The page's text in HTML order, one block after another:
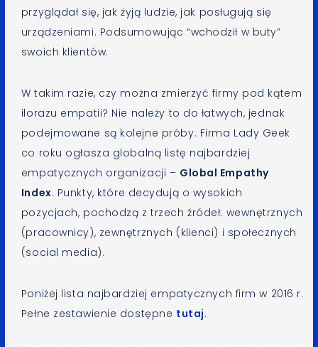
przyglądał się, jak żyją ludzie, jak posługują się
urządzeniami. Podsumowując “wchodził w buty”
swoich klientów.
W takim razie, czy można zmierzyć firmy pod kątem
ilorazu empatii? Nie należy to do łatwych, jednak
podejmowane są kolejne próby. Firma Lady Geek
co roku ogłasza globalną listę najbardziej
empatycznych organizacji – Global Empathy
Index. Punkty, które decydują o wysokich
pozycjach, pochodzą z trzech źródeł: wewnętrznych
(pracownicy), zewnętrznych (klienci) i społecznych
(social media).
Poniżej lista najbardziej empatycznych firm w 2016 r.
Pełne zestawienie dostępne tutaj.